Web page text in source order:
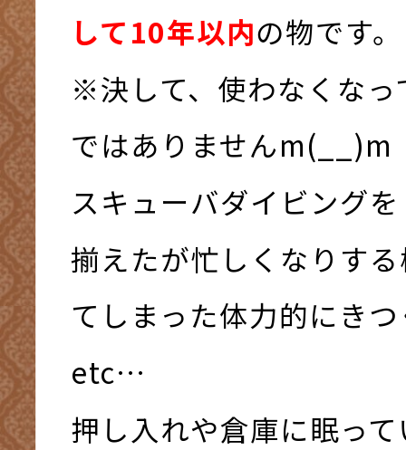
して10年以内の物です。
※決して、使わなくな
ではありませんm(__)m
スキューバダイビング
揃えたが忙しくなりす
てしまった体力的にき
etc…
押し入れや倉庫に眠っ